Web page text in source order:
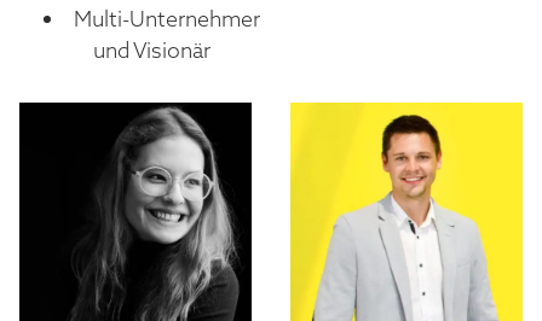
Multi-Unternehmer
und Visionär